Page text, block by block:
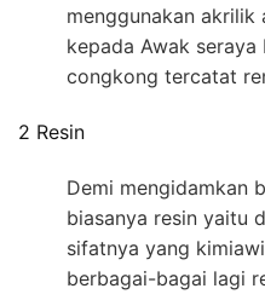
menggunakan akrilik
kepada Awak
congkong tercatat
2 Resin
Demi mengidamkan
biasanya resin yaitu
sifatnya yang
berbagai-bagai lagi